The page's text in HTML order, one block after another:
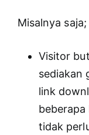
Misalnya saja;
Visitor
sediakan
link
tidak